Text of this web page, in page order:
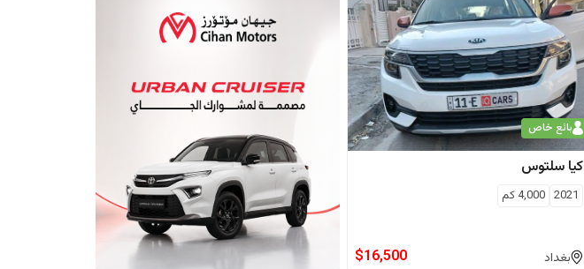
بائع خاص
كيا سلتوس
2021
4,000كم
بغداد $16,500